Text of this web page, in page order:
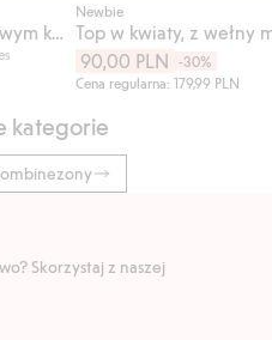
Newbie
Top w kwiaty, z wełny
90,00 PLN
-30%
Cena regularna: 179,99 PLN
kategorie
Skorzystaj z naszej